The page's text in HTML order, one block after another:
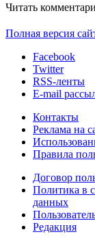
Читать
Полная версия
Facebook
Twitter
RSS-ленты
E-mail
Контакты
Реклама на
Правила
Договор
Политика в
данных
Редакция